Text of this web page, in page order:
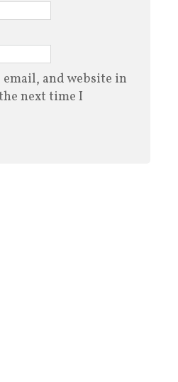
email, and website in
next time I